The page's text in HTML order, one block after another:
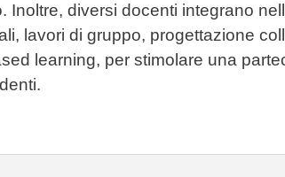
Inoltre, diversi docenti integrano
lavori di gruppo, progettazione
learning, per stimolare una